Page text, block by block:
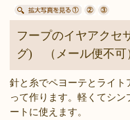
フープのイヤアクセ
グ) （メール便不可
針と糸でペヨーテとライト
って作ります。軽くてシ
ートに使えます。